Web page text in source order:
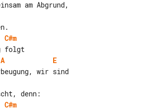
C#m
A
E
C#m